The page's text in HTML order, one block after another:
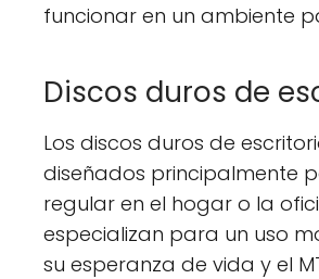
funcionar en un ambiente
Discos duros de
Los discos duros de
diseñados principalmente
regular en el hogar o la
especializan para un uso
su esperanza de vida y el